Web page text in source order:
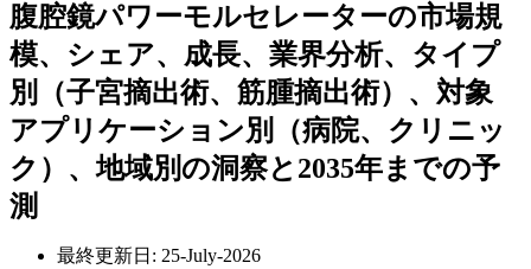
腹腔鏡パワーモルセレーターの市場規
模、シェア、成長、業界分析、タイプ
別（子宮摘出術、筋腫摘出術）、対象
アプリケーション別（病院、クリニッ
ク）、地域別の洞察と2035年までの予
測
最終更新日: 25-July-2026